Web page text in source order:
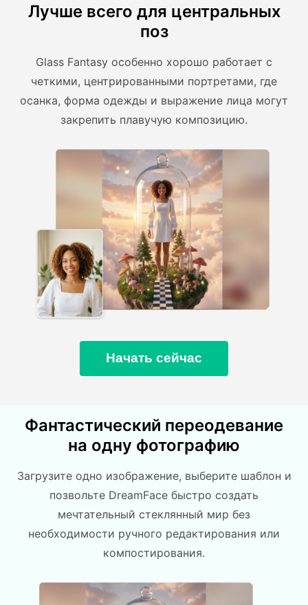
Лучше всего для центральных
поз
Glass Fantasy особенно хорошо работает с
четкими, центрированными портретами, где
осанка, форма одежды и выражение лица могут
закрепить плавучую композицию.
Начать сейчас
Фантастический переодевание
на одну фотографию
Загрузите одно изображение, выберите шаблон и
позвольте DreamFace быстро создать
мечтательный стеклянный мир без
необходимости ручного редактирования или
компостирования.